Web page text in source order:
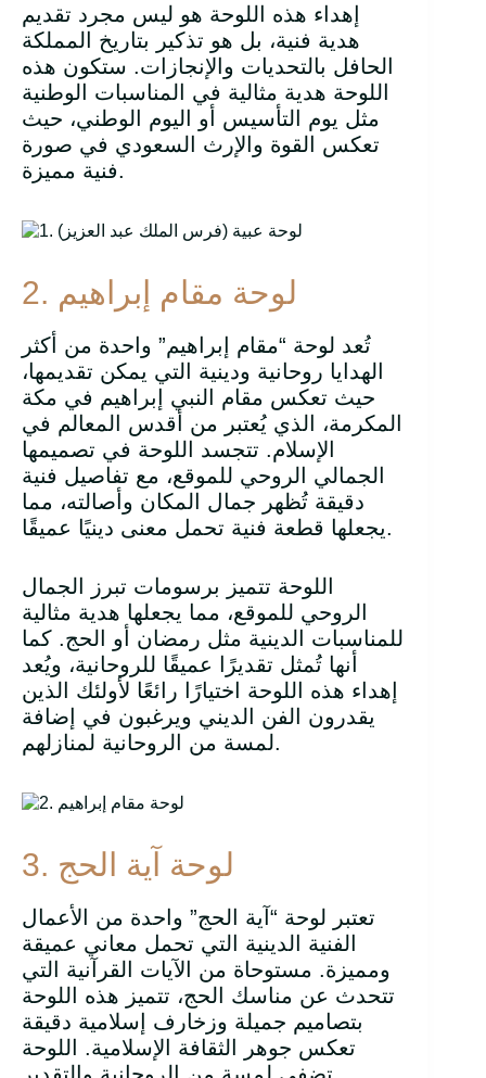
إهداء هذه اللوحة هو ليس مجرد تقديم
هدية فنية، بل هو تذكير بتاريخ المملكة
الحافل بالتحديات والإنجازات. ستكون هذه
اللوحة هدية مثالية في المناسبات الوطنية
مثل يوم التأسيس أو اليوم الوطني، حيث
تعكس القوة والإرث السعودي في صورة
فنية مميزة.
2. لوحة مقام إبراهيم
تُعد لوحة “مقام إبراهيم” واحدة من أكثر
الهدايا روحانية ودينية التي يمكن تقديمها،
حيث تعكس مقام النبي إبراهيم في مكة
المكرمة، الذي يُعتبر من أقدس المعالم في
الإسلام. تتجسد اللوحة في تصميمها
الجمالي الروحي للموقع، مع تفاصيل فنية
دقيقة تُظهر جمال المكان وأصالته، مما
يجعلها قطعة فنية تحمل معنى دينيًا عميقًا.
اللوحة تتميز برسومات تبرز الجمال
الروحي للموقع، مما يجعلها هدية مثالية
للمناسبات الدينية مثل رمضان أو الحج. كما
أنها تُمثل تقديرًا عميقًا للروحانية، ويُعد
إهداء هذه اللوحة اختيارًا رائعًا لأولئك الذين
يقدرون الفن الديني ويرغبون في إضافة
لمسة من الروحانية لمنازلهم.
3. لوحة آية الحج
تعتبر لوحة “آية الحج” واحدة من الأعمال
الفنية الدينية التي تحمل معاني عميقة
ومميزة. مستوحاة من الآيات القرآنية التي
تتحدث عن مناسك الحج، تتميز هذه اللوحة
بتصاميم جميلة وزخارف إسلامية دقيقة
تعكس جوهر الثقافة الإسلامية. اللوحة